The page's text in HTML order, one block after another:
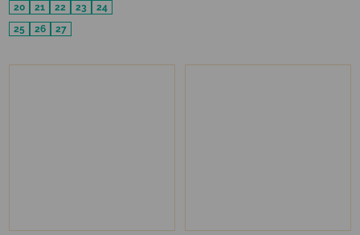
20
21 22 23
24
25
26 27